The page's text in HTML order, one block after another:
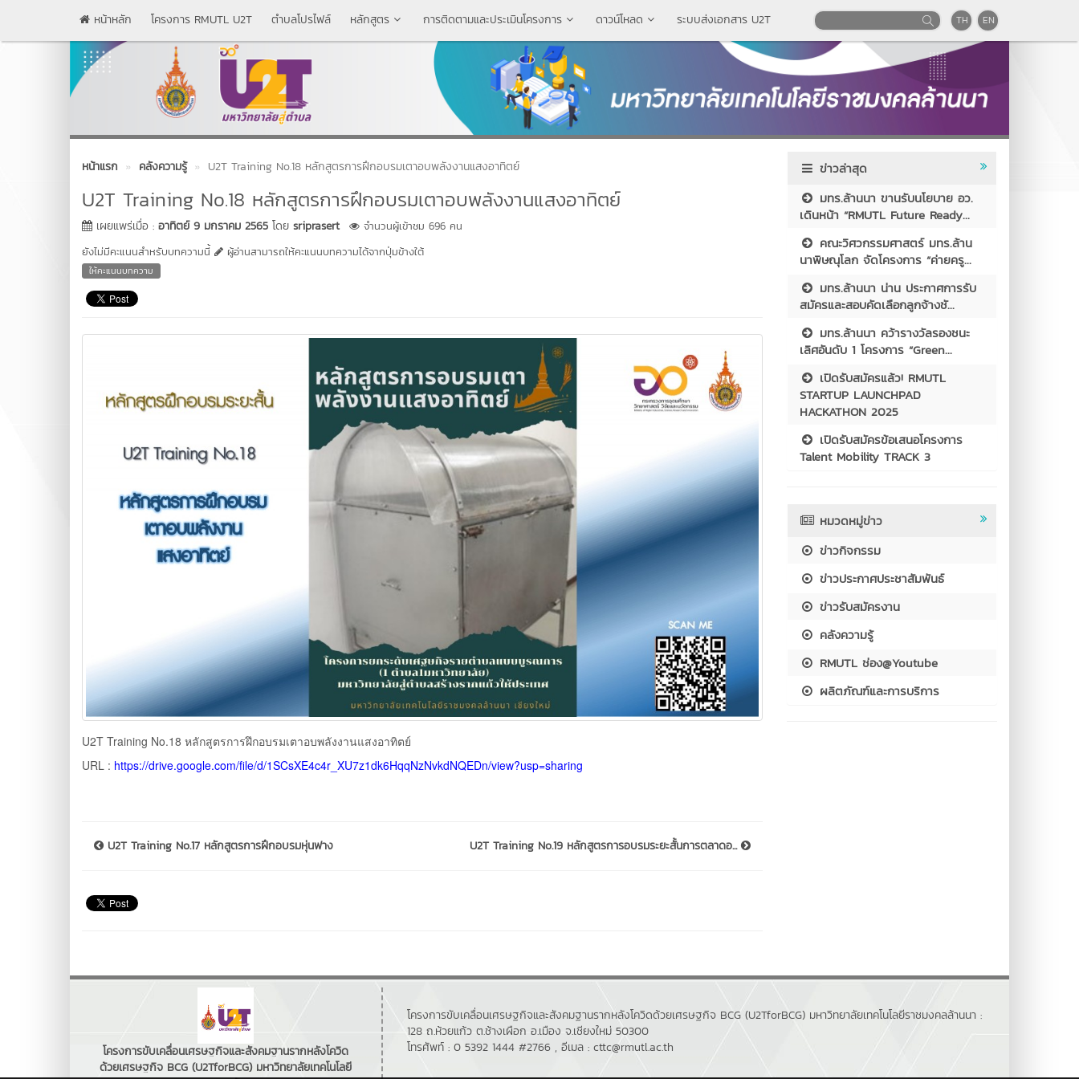
หน้าหลัก โครงการ RMUTL U2T ตำบลโปรไฟล์ หลักสูตร การติดตามและประเมินโครงการ ดาวน์โหลด ระบบส่งเอกสาร U2T TH EN
หน้าแรก คลังความรู้ U2T Training No.18 หลักสูตรการฝึกอบรมเตาอบพลังงานแสงอาทิตย์
U2T Training No.18 หลักสูตรการฝึกอบรมเตาอบพลังงานแสงอาทิตย์
เผยแพร่เมื่อ : อาทิตย์ 9 มกราคม 2565 โดย sriprasert
จำนวนผู้เข้าชม 696 คน
ยังไม่มีคะแนนสำหรับบทความนี้
ผู้อ่านสามารถให้คะแนนบทความได้จากปุ่มข้างใต้
ให้คะแนนบทความ
U2T Training No.18 หลักสูตรการฝึกอบรมเตาอบพลังงานแสงอาทิตย์
URL : https://drive.google.com/file/d/1SCsXE4c4r_XU7z1dk6HqqNzNvkdNQEDn/view?usp=sharing
U2T Training No.17 หลักสูตรการฝึกอบรมหุ่นฟาง U2T Training No.19 หลักสูตรการอบรมระยะสั้นการตลาดอ...
ข่าวล่าสุด
มทร.ล้านนา ขานรับนโยบาย อว.
เดินหน้า “RMUTL Future Ready...
คณะวิศวกรรมศาสตร์ มทร.ล้าน
นาพิษณุโลก จัดโครงการ “ค่ายครู...
มทร.ล้านนา น่าน ประกาศการรับ
สมัครและสอบคัดเลือกลูกจ้างชั...
มทร.ล้านนา คว้ารางวัลรองชนะ
เลิศอันดับ 1 โครงการ “Green...
เปิดรับสมัครแล้ว! RMUTL
STARTUP LAUNCHPAD
HACKATHON 2025
เปิดรับสมัครข้อเสนอโครงการ
Talent Mobility TRACK 3
หมวดหมู่ข่าว
ข่าวกิจกรรม
ข่าวประกาศประชาสัมพันธ์
ข่าวรับสมัครงาน
คลังความรู้
RMUTL ช่อง@Youtube
ผลิตภัณฑ์และการบริการ
โครงการขับเคลื่อนเศรษฐกิจและสังคมฐานรากหลังโควิด
ด้วยเศรษฐกิจ BCG (U2TforBCG) มหาวิทยาลัยเทคโนโลยี
โครงการขับเคลื่อนเศรษฐกิจและสังคมฐานรากหลังโควิดด้วยเศรษฐกิจ BCG (U2TforBCG) มหาวิทยาลัยเทคโนโลยีราชมงคลล้านนา :
128 ถ.ห้วยแก้ว ต.ช้างเผือก อ.เมือง จ.เชียงใหม่ 50300
โทรศัพท์ : 0 5392 1444 #2766 , อีเมล : cttc@rmutl.ac.th